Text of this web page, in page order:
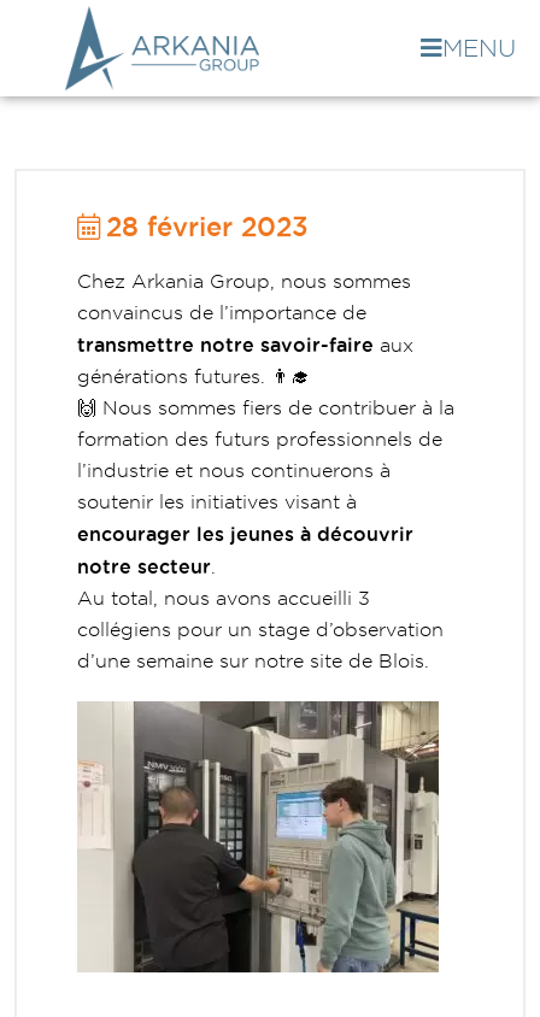
MENU
28 février 2023
Chez Arkania Group, nous sommes
convaincus de l’importance de
transmettre notre savoir-faire aux
générations futures. 👨‍🎓
🙌 Nous sommes fiers de contribuer à la
formation des futurs professionnels de
l’industrie et nous continuerons à
soutenir les initiatives visant à
encourager les jeunes à découvrir
notre secteur
Au total, nous avons accueilli 3
collégiens pour un stage d’observation
d’une semaine sur notre site de Blois.